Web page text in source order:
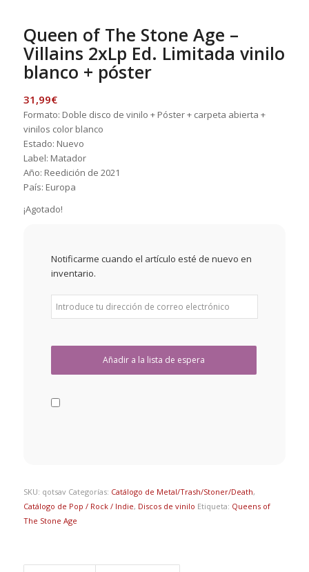
Queen of The Stone Age –
Villains 2xLp Ed. Limitada vinilo
blanco + póster
31,99€
Formato: Doble disco de vinilo + Póster + carpeta abierta +
vinilos color blanco
Estado: Nuevo
Label: Matador
Año: Reedición de 2021
País: Europa
¡Agotado!
Notificarme cuando el artículo esté de nuevo en
inventario.
SKU: qotsav Categorías: Catálogo de Metal/Trash/Stoner/Death,
Catálogo de Pop / Rock / Indie, Discos de vinilo Etiqueta: Queens of
The Stone Age